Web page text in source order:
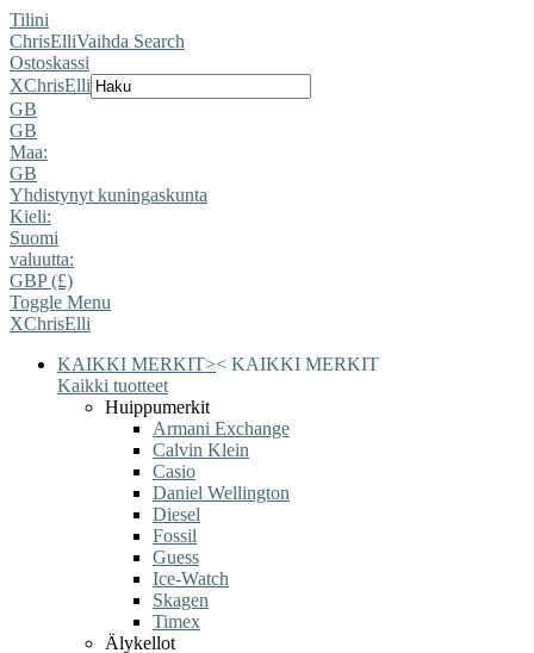
Tilini
ChrisElliVaihda Search
Ostoskassi
XChrisElli
GB
GB
Maa:
GB
Yhdistynyt kuningaskunta
Kieli:
Suomi
valuutta:
GBP (£)
Toggle Menu
XChrisElli
KAIKKI MERKIT>< KAIKKI MERKIT
Kaikki tuotteet
Huippumerkit
Armani Exchange
Calvin Klein
Casio
Daniel Wellington
Diesel
Fossil
Guess
Ice-Watch
Skagen
Timex
Älykellot